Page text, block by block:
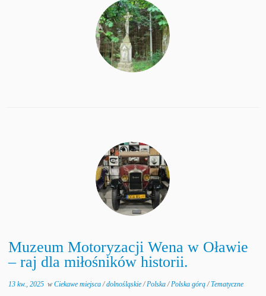
Muzeum Motoryzacji Wena w Oławie
– raj dla miłośników historii.
13 kw., 2025 wCiekawe miejsca/dolnośląskie/Polska/Polska górą/Tematyczne